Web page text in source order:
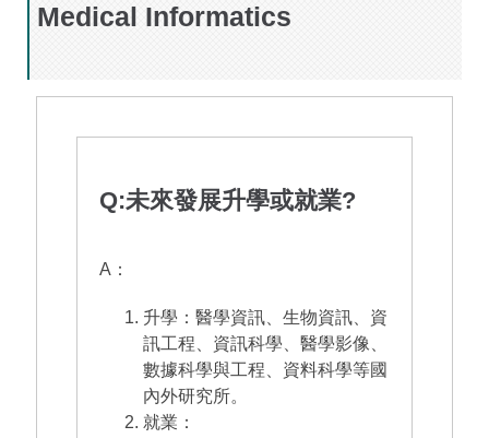
Medical Informatics
Q:未來發展升學或就業?
A：
升學： 醫學資訊、生物資訊、資
訊工程、資訊科學、醫學影像、
數據科學與工程、資料科學等國
內外研究所。
就業：